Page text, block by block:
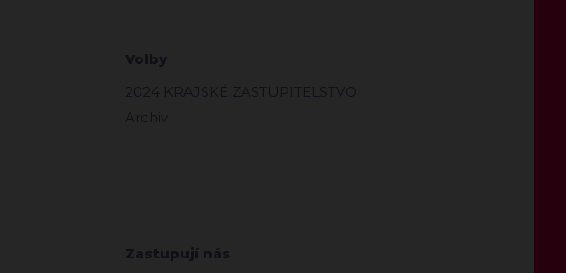
Volby
2024 KRAJSKÉ ZASTUPITELSTVO
Archiv
Zastupují nás